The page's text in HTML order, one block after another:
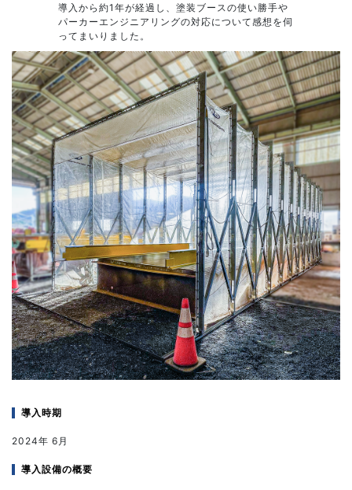
導入から約1年が経過し、塗装ブースの使い勝手や
パーカーエンジニアリングの対応について感想を伺
ってまいりました。
導入時期
2024年 6月
導入設備の概要